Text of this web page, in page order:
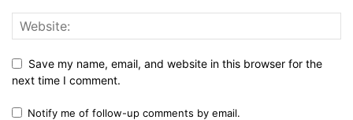
Save my name, email, and website in this browser for the
next time I comment.
Notify me of follow-up comments by email.